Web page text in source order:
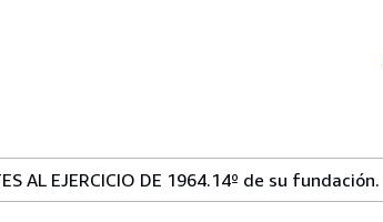
AL EJERCICIO DE 1964.14º de su fundación.